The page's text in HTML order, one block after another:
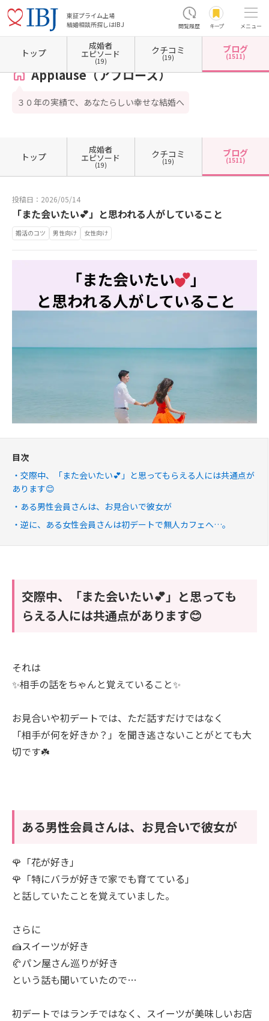
東証プライム上場
結婚相談所探しはIBJ
閲覧履歴 キープ メニュー
ホーム 鳥取県の結婚相談所 鳥取県鳥取市 Applause（アプローズ） カウンセラーブ
Applause（アプローズ）
３０年の実績で、あなたらしい幸せな結婚へ
トップ
成婚者
エピソード
(19)
クチコミ
(19)
ブログ
(1511)
トップ
成婚者
エピソード
(19)
クチコミ
(19)
ブログ
(1511)
投稿日：2026/05/14
「また会いたい💕」と思われる人がしていること
婚活のコツ 男性向け 女性向け
目次
交際中、「また会いたい💕」と思ってもらえる人には共通点が
あります😊
ある男性会員さんは、お見合いで彼女が
逆に、ある女性会員さんは初デートで無人カフェへ…。
交際中、「また会いたい💕」と思っても
らえる人には共通点があります😊
それは
✨相手の話をちゃんと覚えていること✨
お見合いや初デートでは、ただ話すだけではなく
「相手が何を好きか？」を聞き逃さないことがとても大
切です☘️
ある男性会員さんは、お見合いで彼女が
🌹「花が好き」
🌹「特にバラが好きで家でも育てている」
と話していたことを覚えていました。
さらに
🍰スイーツが好き
🥐パン屋さん巡りが好き
という話も聞いていたので…
初デートではランチではなく、スイーツが美味しいお店